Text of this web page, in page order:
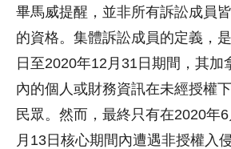
畢馬威提醒，並非所有訴訟成員
的資格。集體訴訟成員的定義，
日至2020年12月31日期間，其加
內的個人或財務資訊在未經授權
民眾。然而，最終只有在2020年
月13日核心期間內遭遇非授權入